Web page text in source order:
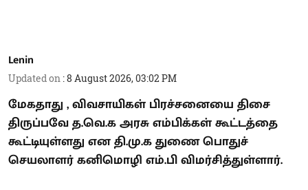
Lenin
Updated on :8 August 2026, 03:02 PM
மேகதாது , விவசாயிகள் பிரச்சனையை திசை
திருப்பவே த.வெ.க அரசு எம்பிக்கள் கூட்டத்தை
கூட்டியுள்ளது என தி.மு.க துணை பொதுச்
செயலாளர் கனிமொழி எம்.பி விமர்சித்துள்ளார்.